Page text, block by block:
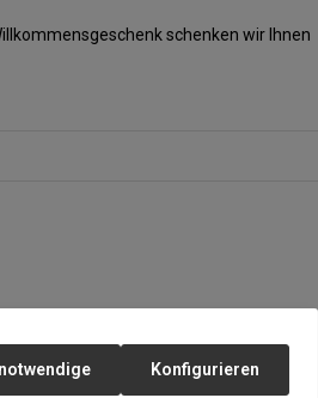
schenken wir Ihnen
Konfigurieren